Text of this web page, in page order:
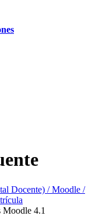
Docente) / Moodle /
Moodle 4.1